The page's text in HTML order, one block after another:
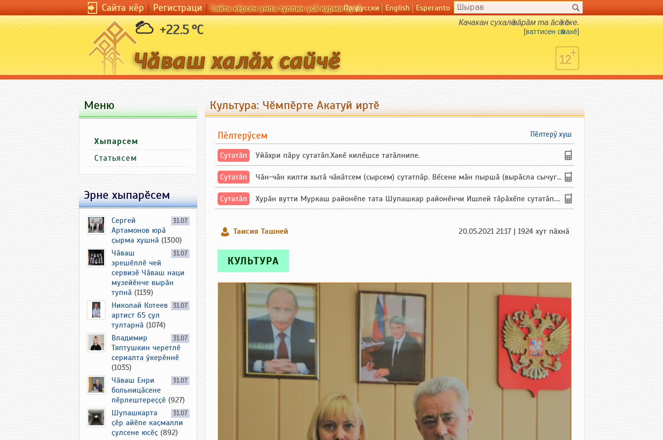
Сайта кӗр|Регистраци|Сайта кӗрсен унпа туллин усӑ курма пулӗПо-русски English Esperanto
+22.5 °C Качакан сухалӗ вӑрӑм та ӑсӗ кӗске.
[ваттисен сӑмахӗ]
Культура: Чӗмпӗрте Акатуй иртӗ
Пӗлтерӳ хуш
Пӗлтерӳсем
Сутатӑп Уйăхри пăру сутатăп.Хакĕ килĕшсе татăлнипе.
Сутатӑп Чăн-чăн килти хытă чăкăтсем (сырсем) сутатпăр. Вĕсене мăн пыршă (вырăсла сычуг) ...
Сутатӑп Хурăн вутти Муркаш районĕпе тата Шупашкар районĕнчи Ишлей тăрăхĕпе сутатăп. Ха...
Таисия Ташней 20.05.2021 21:17 | 1924 хут пӑхнӑ
КУЛЬТУРА
Меню
Хыпарсем
Статьясем
Эрне хыпарӗсем
31.07
Сергей
Артамонов юрӑ
ҫырма хушнӑ (1300)
31.07
Чӑваш
эрешӗллӗ чей
сервизӗ Чӑваш наци
музейӗнче вырӑн
тупнӑ (1139)
31.07
Николай Котеев
артист 65 ҫул
тултарнӑ (1074)
31.07
Владимир
Тяптушкин черетлӗ
сериалта ӳкерӗннӗ
(1035)
31.07
Чӑваш Енри
больницӑсене
пӗрлештереҫҫӗ (927)
31.07
Шупашкарта
ҫӗр айӗпе каҫмалли
ҫулсене юсӗҫ (892)